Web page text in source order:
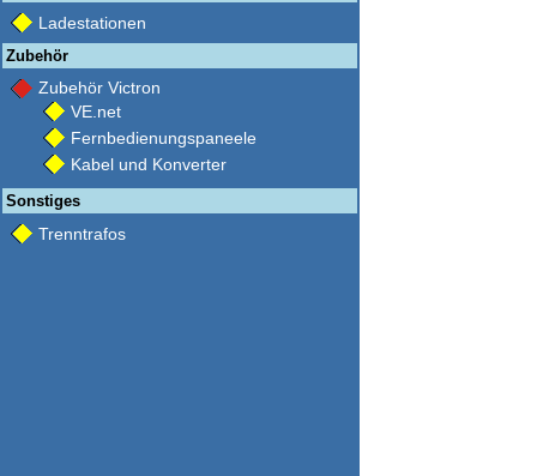
Ladestationen
Zubehör
Zubehör Victron
VE.net
Fernbedienungspaneele
Kabel und Konverter
Sonstiges
Trenntrafos